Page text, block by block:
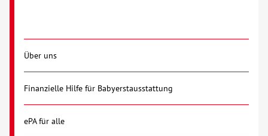
Über uns
Finanzielle Hilfe für Babyerstausstattung
ePA für alle